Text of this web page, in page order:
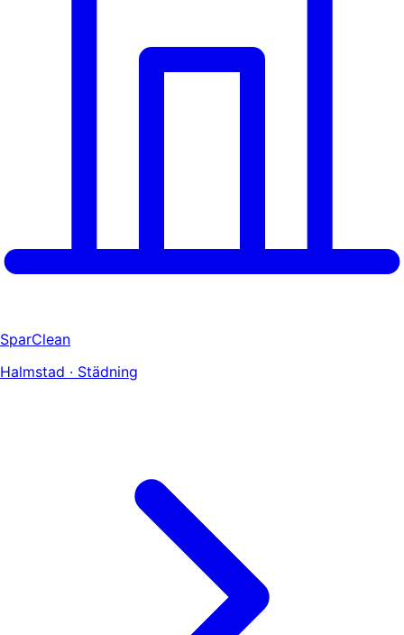
SparClean
Halmstad · Städning